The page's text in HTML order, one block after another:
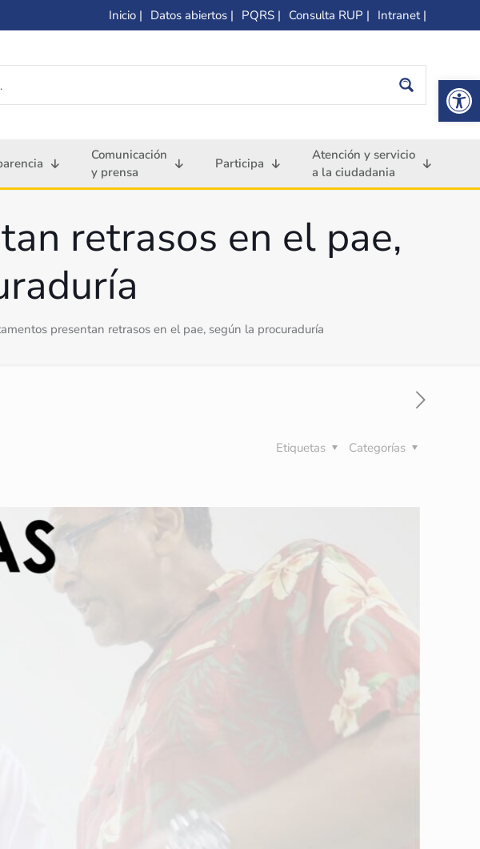
Inicio | Datos abiertos | PQRS | Consulta RUP | Intranet |
Comunicación
y prensa
Participa
Atención y servicio
a la ciudadania
retrasos en el pae,
presentan retrasos en el pae, según la procuraduría
Categorías
Etiquetas